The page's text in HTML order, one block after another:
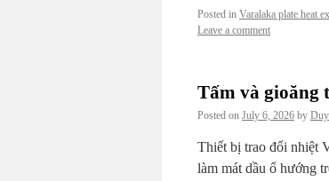
Posted in Varalaka plate heat
Leave a comment
Tấm và gioăng
Posted on July 6, 2026 by
Thiết bị trao đổi nhiệt
làm mát dầu ổ hướng